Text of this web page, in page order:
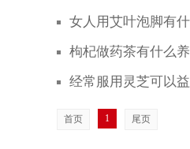
女人用艾叶泡脚有
枸杞做药茶有什么
经常服用灵芝可以
首页 1 尾页